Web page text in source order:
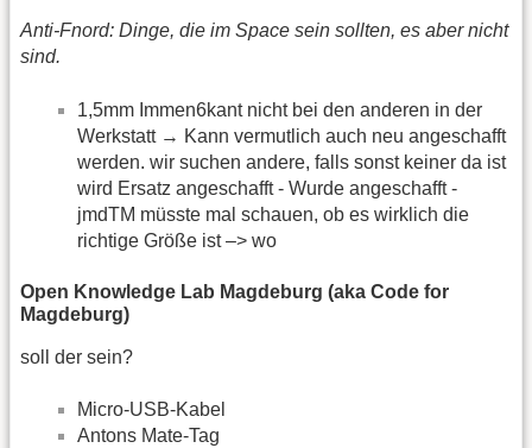
Anti-Fnord: Dinge, die im Space sein sollten, es aber nicht
sind.
1,5mm Immen6kant nicht bei den anderen in der
Werkstatt → Kann vermutlich auch neu angeschafft
werden. wir suchen andere, falls sonst keiner da ist
wird Ersatz angeschafft - Wurde angeschafft -
jmdTM müsste mal schauen, ob es wirklich die
richtige Größe ist –> wo
Open Knowledge Lab Magdeburg (aka Code for
Magdeburg)
soll der sein?
Micro-USB-Kabel
Antons Mate-Tag